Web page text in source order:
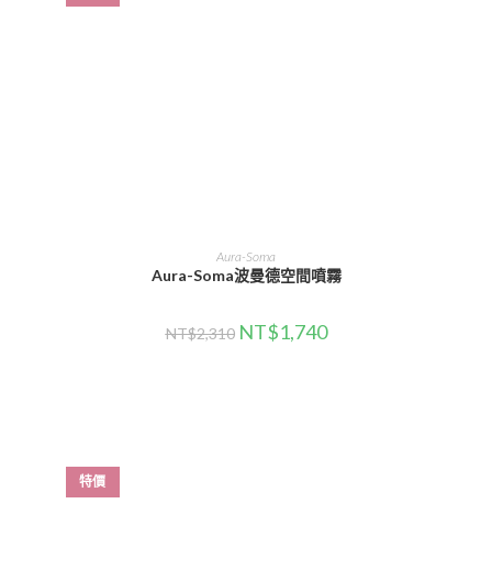
選擇規格
Aura-Soma
Aura-Soma波曼德空間噴霧
NT$2,310 NT$1,740
特價